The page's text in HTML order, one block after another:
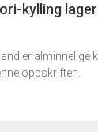
kylling
alminnelige
oppskriften.